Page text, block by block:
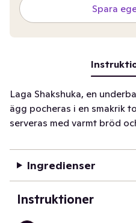
Spara
Laga Shakshuka, en
ägg pocheras i en smakrik
serveras med varmt bröd
Ingredienser
Instruktioner